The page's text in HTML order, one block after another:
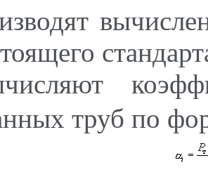
труб по